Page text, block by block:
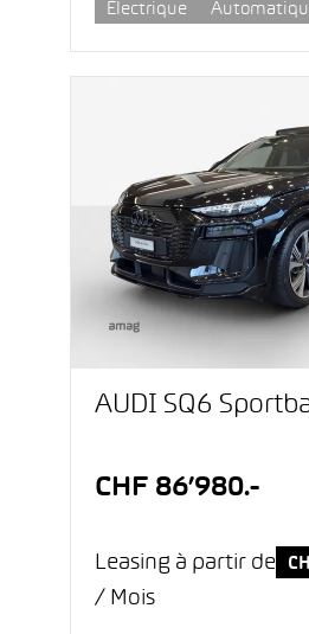
Électrique
AUDI SQ6
CHF 86’980.-
Leasing à partir de
/ Mois